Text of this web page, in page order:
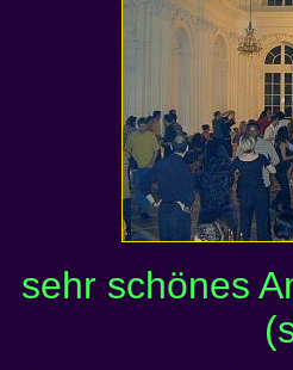
sehr schönes